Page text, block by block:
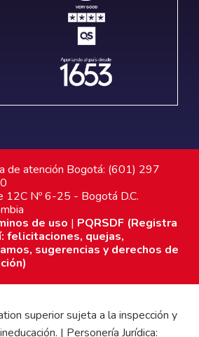
de atención Bogotá: (601) 297
12C Nº 6-25 - Bogotá D.C.
de uso | PQRSDF (Registra
felicitaciones, quejas,
sugerencias y derechos de
superior sujeta a la inspección y
| Personería Jurídica: